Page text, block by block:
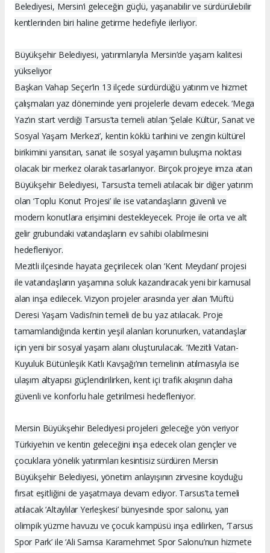
Belediyesi, Mersin’i geleceğin güçlü, yaşanabilir ve sürdürülebilir
kentlerinden biri haline getirme hedefiyle ilerliyor.
Büyükşehir Belediyesi, yatırımlarıyla Mersin’de yaşam kalitesi
yükseliyor
Başkan Vahap Seçer’in 13 ilçede sürdürdüğü yatırım ve hizmet
çalışmaları yaz döneminde yeni projelerle devam edecek. ‘Mega
Yaz’ın start verdiği Tarsus’ta temeli atılan ‘Şelale Kültür, Sanat ve
Sosyal Yaşam Merkezi’, kentin köklü tarihini ve zengin kültürel
birikimini yansıtan, sanat ile sosyal yaşamın buluşma noktası
olacak bir merkez olarak tasarlanıyor. Birçok projeye imza atan
Büyükşehir Belediyesi, Tarsus’ta temeli atılacak bir diğer yatırım
olan ‘Toplu Konut Projesi’ ile ise vatandaşların güvenli ve
modern konutlara erişimini destekleyecek. Proje ile orta ve alt
gelir grubundaki vatandaşların ev sahibi olabilmesini
hedefleniyor.
Mezitli ilçesinde hayata geçirilecek olan ‘Kent Meydanı’ projesi
ile vatandaşların yaşamına soluk kazandıracak yeni bir kamusal
alan inşa edilecek. Vizyon projeler arasında yer alan ‘Müftü
Deresi Yaşam Vadisi’nin temeli de bu yaz atılacak. Proje
tamamlandığında kentin yeşil alanları korunurken, vatandaşlar
için yeni bir sosyal yaşam alanı oluşturulacak. ‘Mezitli Vatan-
Kuyuluk Bütünleşik Katlı Kavşağı’nın temelinin atılmasıyla ise
ulaşım altyapısı güçlendirilirken, kent içi trafik akışının daha
güvenli ve konforlu hale getirilmesi hedefleniyor.
Mersin Büyükşehir Belediyesi projeleri geleceğe yön veriyor
Türkiye’nin ve kentin geleceğini inşa edecek olan gençler ve
çocuklara yönelik yatırımları kesintisiz sürdüren Mersin
Büyükşehir Belediyesi, yönetim anlayışının zirvesine koyduğu
fırsat eşitliğini de yaşatmaya devam ediyor. Tarsus’ta temeli
atılacak ‘Altaylılar Yerleşkesi’ bünyesinde spor salonu, yarı
olimpik yüzme havuzu ve çocuk kampüsü inşa edilirken, ‘Tarsus
Spor Park’ ile ‘Ali Samsa Karamehmet Spor Salonu’nun hizmete